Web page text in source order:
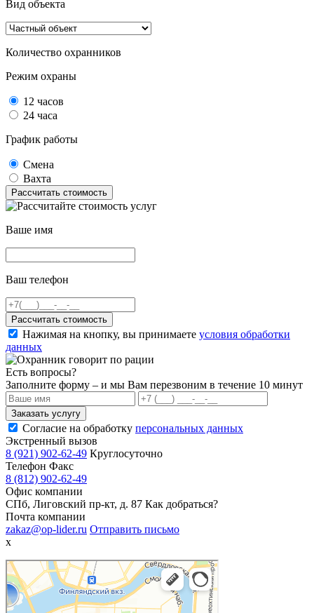
Вид объекта
Количество охранников
Режим охраны
12 часов
24 часа
График работы
Смена
Вахта
Рассчитать стоимость
Ваше имя
Ваш телефон
Рассчитать стоимость
Нажимая на кнопку, вы принимаете условия обработки
данных
Есть вопросы?
Заполните форму – и мы Вам перезвоним в течение 10 минут
Заказать услугу
Согласие на обработку персональных данных
Экстренный вызов
8 (921) 902-62-49 Круглосуточно
Телефон Факс
8 (812) 902-62-49
Офис компании
СПб, Лиговский пр-кт, д. 87 Как добраться?
Почта компании
zakaz@op-lider.ru Отправить письмо
x